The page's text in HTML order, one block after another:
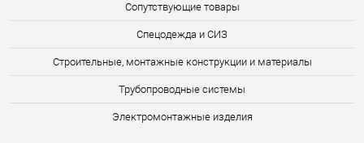
Сопутствующие товары
Спецодежда и СИЗ
Строительные, монтажные конструкции и материалы
Трубопроводные системы
Электромонтажные изделия